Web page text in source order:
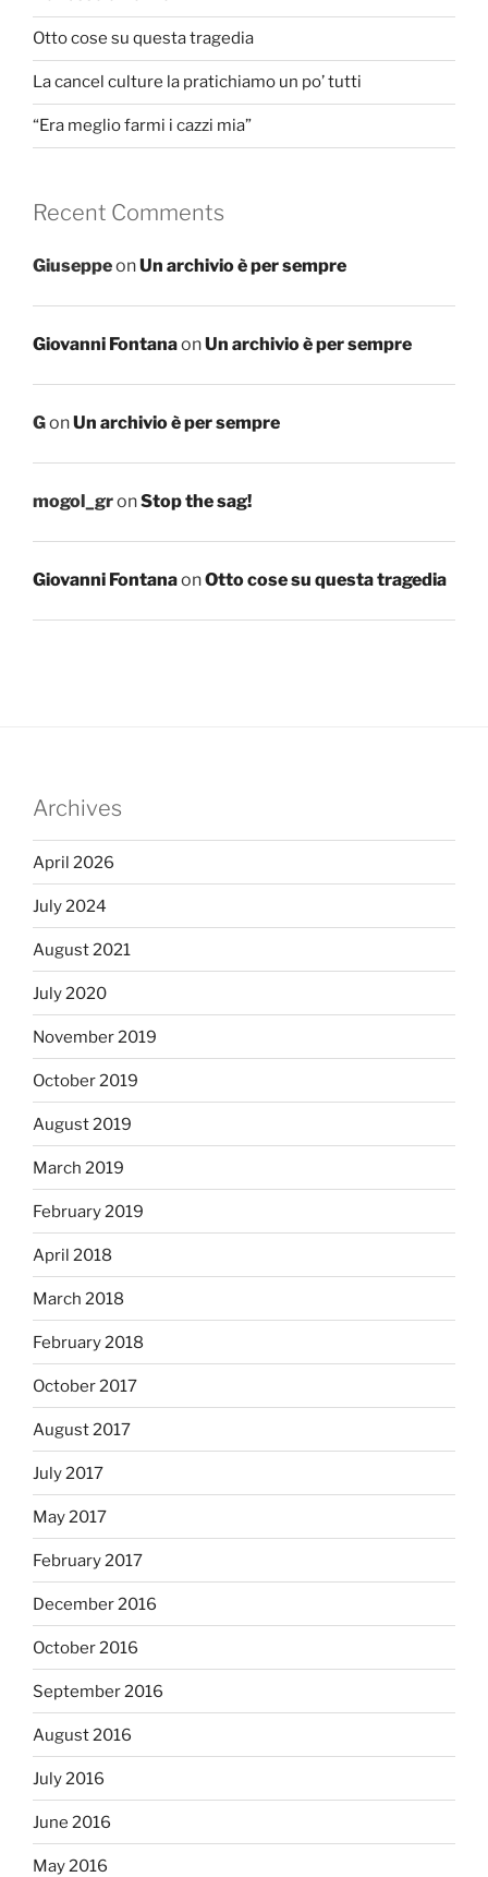
Otto cose su questa tragedia
La cancel culture la pratichiamo un po’ tutti
“Era meglio farmi i cazzi mia”
Recent Comments
GiuseppeonUn archivio è per sempre
Giovanni FontanaonUn archivio è per sempre
GonUn archivio è per sempre
mogol_gronStop the sag!
Giovanni FontanaonOtto cose su questa tragedia
Archives
April 2026
July 2024
August 2021
July 2020
November 2019
October 2019
August 2019
March 2019
February 2019
April 2018
March 2018
February 2018
October 2017
August 2017
July 2017
May 2017
February 2017
December 2016
October 2016
September 2016
August 2016
July 2016
June 2016
May 2016